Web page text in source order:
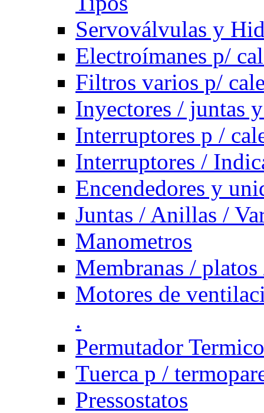
Servoválvulas y
Electroímanes p/
Filtros varios p/
Inyectores / juntas
Interruptores p /
Interruptores /
Encendedores y
Juntas / Anillas /
Manometros
Membranas /
Motores de
.
Permutador Termico
Tuerca p /
Pressostatos